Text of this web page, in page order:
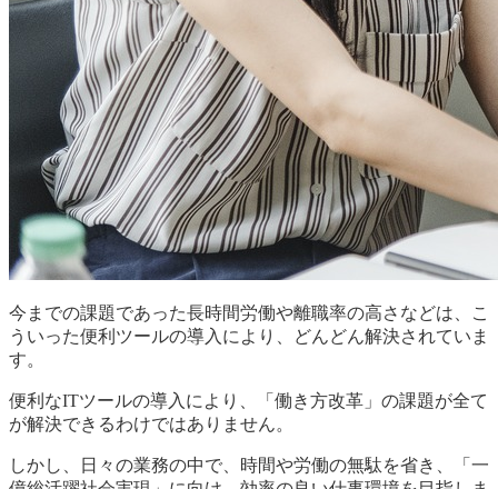
今までの課題であった長時間労働や離職率の高さなどは、こ
ういった便利ツールの導入により、どんどん解決されていま
す。
便利なITツールの導入により、「働き方改革」の課題が全て
が解決できるわけではありません。
しかし、日々の業務の中で、時間や労働の無駄を省き、「一